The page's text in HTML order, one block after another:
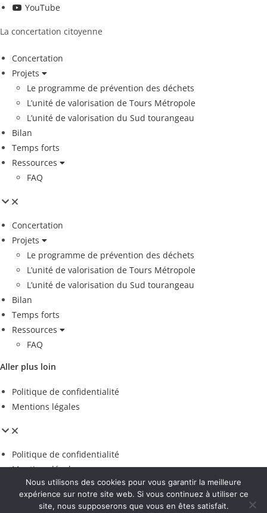
YouTube
La concertation citoyenne
Concertation
Projets
Le programme de prévention des déchets
L’unité de valorisation de Tours Métropole
L’unité de valorisation du Sud tourangeau
Bilan
Temps forts
Ressources
FAQ
Concertation
Projets
Le programme de prévention des déchets
L’unité de valorisation de Tours Métropole
L’unité de valorisation du Sud tourangeau
Bilan
Temps forts
Ressources
FAQ
Aller plus loin
Politique de confidentialité
Mentions légales
Politique de confidentialité
Mentions légales
Espace presse
Voir les contributions
Nous utilisons des cookies pour vous garantir la meilleure
expérience sur notre site web. Si vous continuez à utiliser ce
site, nous supposerons que vous en êtes satisfait.